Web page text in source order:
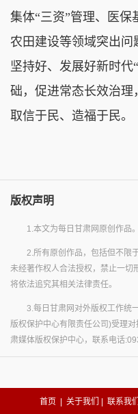
集体“三资”管理、医
农田建设等领域突出问
坚持好、发展好新时代
础，促进常态长效治
取信于民、造福于民。
版权声明
1.本文为每日甘肃网原创作品。
2.所有原创作品，包括但不限
未经著作权人合法授权，禁止一切
将依法追究其相关法律责任。
3.每日甘肃网对外版权工作统
版权保护中心有限责任公司)受理
肃媒体版权保护中心，联系电话
首页 关于我们 联系我们